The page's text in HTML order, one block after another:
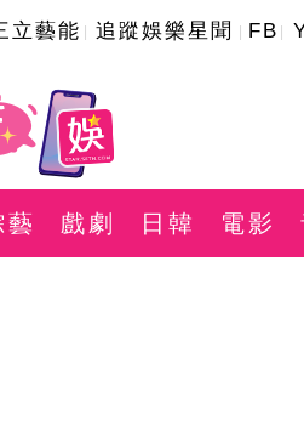
立藝能 追蹤娛樂星聞 FB
藝 戲劇 日韓 電影